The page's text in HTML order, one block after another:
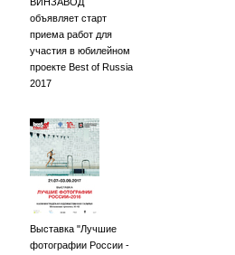
объявляет старт
приема работ для
участия в юбилейном
проекте Best of Russia
2017
Выставка "Лучшие
фотографии России -